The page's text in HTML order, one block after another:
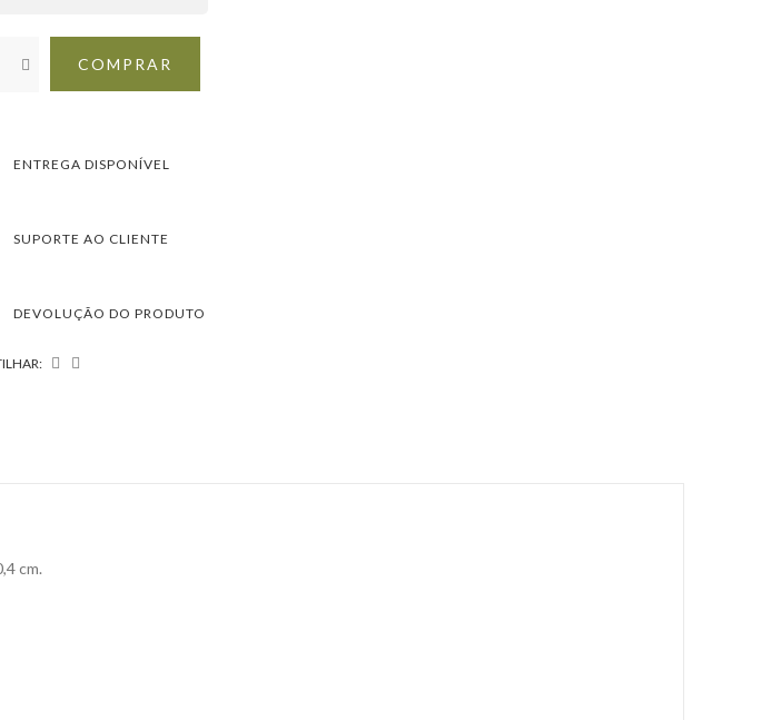
COMPRAR
ENTREGA DISPONÍVEL
SUPORTE AO CLIENTE
DEVOLUÇÃO DO PRODUTO
cm.